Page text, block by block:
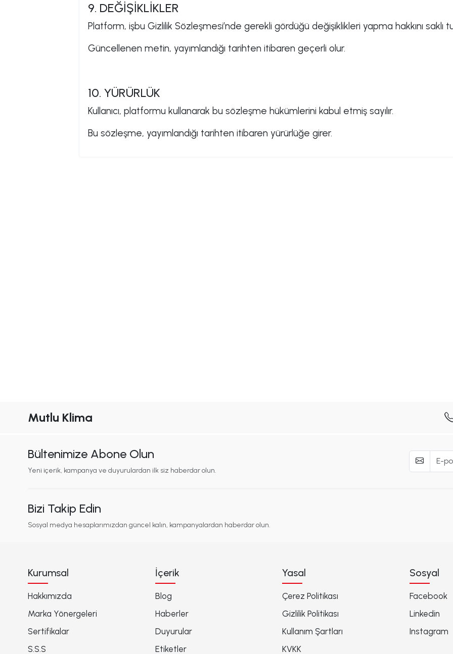
9. DEĞİŞİKLİKLER
Platform, işbu Gizlilik Sözleşmesi’nde gerekli gördüğü değişiklikleri yapma hakkını saklı
Güncellenen metin, yayımlandığı tarihten itibaren geçerli olur.
10. YÜRÜRLÜK
Kullanıcı, platformu kullanarak bu sözleşme hükümlerini kabul etmiş sayılır.
Bu sözleşme, yayımlandığı tarihten itibaren yürürlüğe girer.
Mutlu Klima
Bültenimize Abone Olun
Yeni içerik, kampanya ve duyurulardan ilk siz haberdar olun.
Bizi Takip Edin
Sosyal medya hesaplarımızdan güncel kalın, kampanyalardan haberdar olun.
Kurumsal
Hakkımızda
Marka Yönergeleri
Sertifikalar
S.S.S
İçerik
Blog
Haberler
Duyurular
Etiketler
Yasal
Çerez Politikası
Gizlilik Politikası
Kullanım Şartları
KVKK
Sosyal
Facebook
Linkedin
Instagram